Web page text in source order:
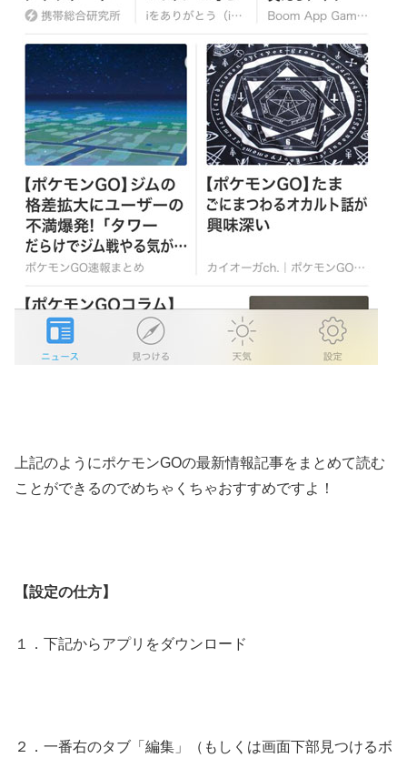
上記のようにポケモンGOの最新情報記事をまとめて読む
ことができるのでめちゃくちゃおすすめですよ！
【設定の仕方】
１．下記からアプリをダウンロード
２．一番右のタブ「編集」（もしくは画面下部見つけるボ